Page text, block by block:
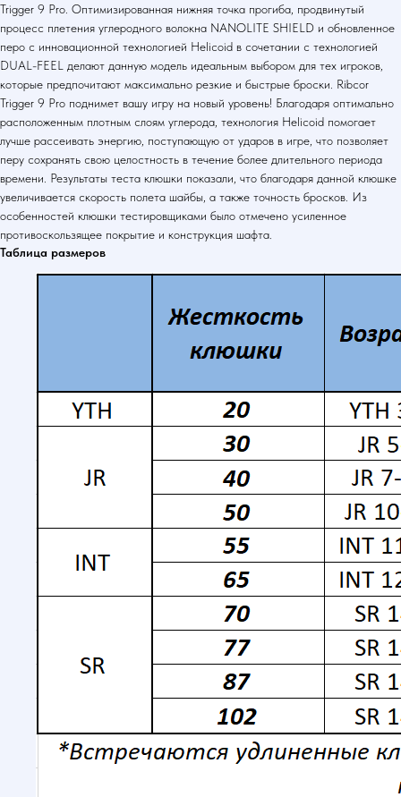
Trigger 9 Pro. Оптимизированная нижняя точка прогиба, продвинутый
процесс плетения углеродного волокна NANOLITE SHIELD и обновленное
перо с инновационной технологией Helicoid в сочетании с технологией
DUAL-FEEL делают данную модель идеальным выбором для тех игроков,
которые предпочитают максимально резкие и быстрые броски. Ribcor
Trigger 9 Pro поднимет вашу игру на новый уровень! Благодаря оптимально
расположенным плотным слоям углерода, технология Helicoid помогает
лучше рассеивать энергию, поступающую от ударов в игре, что позволяет
перу сохранять свою целостность в течение более длительного периода
времени. Результаты теста клюшки показали, что благодаря данной клюшке
увеличивается скорость полета шайбы, а также точность бросков. Из
особенностей клюшки тестировщиками было отмечено усиленное
противоскользящее покрытие и конструкция шафта.
Таблица размеров